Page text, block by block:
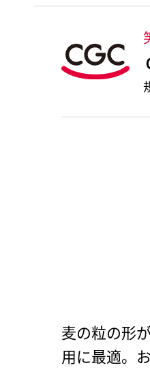
麦の粒の形
用に最適。